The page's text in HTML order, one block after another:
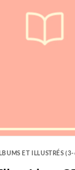
ET ILLUSTRÉS